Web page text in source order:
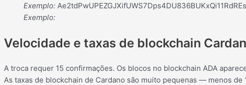
Exemplo:
Exemplo:
Velocidade e taxas de blockchain
A troca requer 15 confirmações. Os blocos no blockchain ADA
As taxas de blockchain de Cardano são muito pequenas — menos de